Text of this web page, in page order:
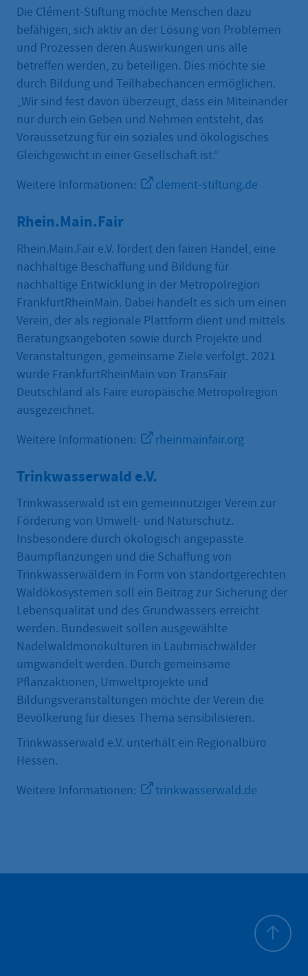
Die Clément-Stiftung möchte Menschen dazu
befähigen, sich aktiv an der Lösung von Problemen
und Prozessen deren Auswirkungen uns alle
betreffen werden, zu beteiligen. Dies möchte sie
durch Bildung und Teilhabechancen ermöglichen.
„Wir sind fest davon überzeugt, dass ein Miteinander
nur durch ein Geben und Nehmen entsteht, das
Voraussetzung für ein soziales und ökologisches
Gleichgewicht in einer Gesellschaft ist.“
Weitere Informationen:
clement-stiftung.de
Rhein.Main.Fair
Rhein.Main.Fair e.V. fördert den fairen Handel, eine
nachhaltige Beschaffung und Bildung für
nachhaltige Entwicklung in der Metropolregion
FrankfurtRheinMain. Dabei handelt es sich um einen
Verein, der als regionale Plattform dient und mittels
Beratungsangeboten sowie durch Projekte und
Veranstaltungen, gemeinsame Ziele verfolgt. 2021
wurde FrankfurtRheinMain von TransFair
Deutschland als Faire europäische Metropolregion
ausgezeichnet.
Weitere Informationen:
rheinmainfair.org
Trinkwasserwald e.V.
Trinkwasserwald ist ein gemeinnütziger Verein zur
Förderung von Umwelt- und Naturschutz.
Insbesondere durch ökologisch angepasste
Baumpflanzungen und die Schaffung von
Trinkwasserwäldern in Form von standortgerechten
Waldökosystemen soll ein Beitrag zur Sicherung der
Lebensqualität und des Grundwassers erreicht
werden. Bundesweit sollen ausgewählte
Nadelwaldmonokulturen in Laubmischwälder
umgwandelt werden. Durch gemeinsame
Pflanzaktionen, Umweltprojekte und
Bildungsveranstaltungen möchte der Verein die
Bevölkerung für dieses Thema sensibilisieren.
Trinkwasserwald e.V. unterhält ein Regionalbüro
Hessen.
Weitere Informationen:
trinkwasserwald.de